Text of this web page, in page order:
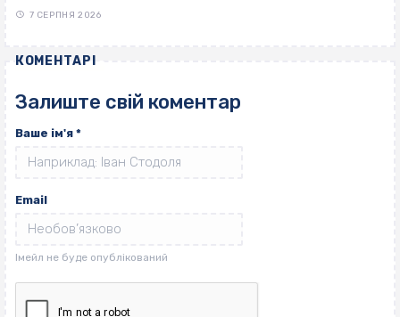
7 СЕРПНЯ 2026
КОМЕНТАРІ
Залиште свій коментар
Ваше ім'я *
Email